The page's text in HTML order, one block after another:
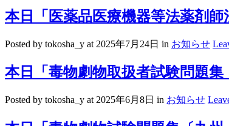
本日「医薬品医療機器等法薬剤師
Posted by tokosha_y at 2025年7月24日 in お知らせ
本日「毒物劇物取扱者試験問題
Posted by tokosha_y at 2025年6月8日 in お知らせ